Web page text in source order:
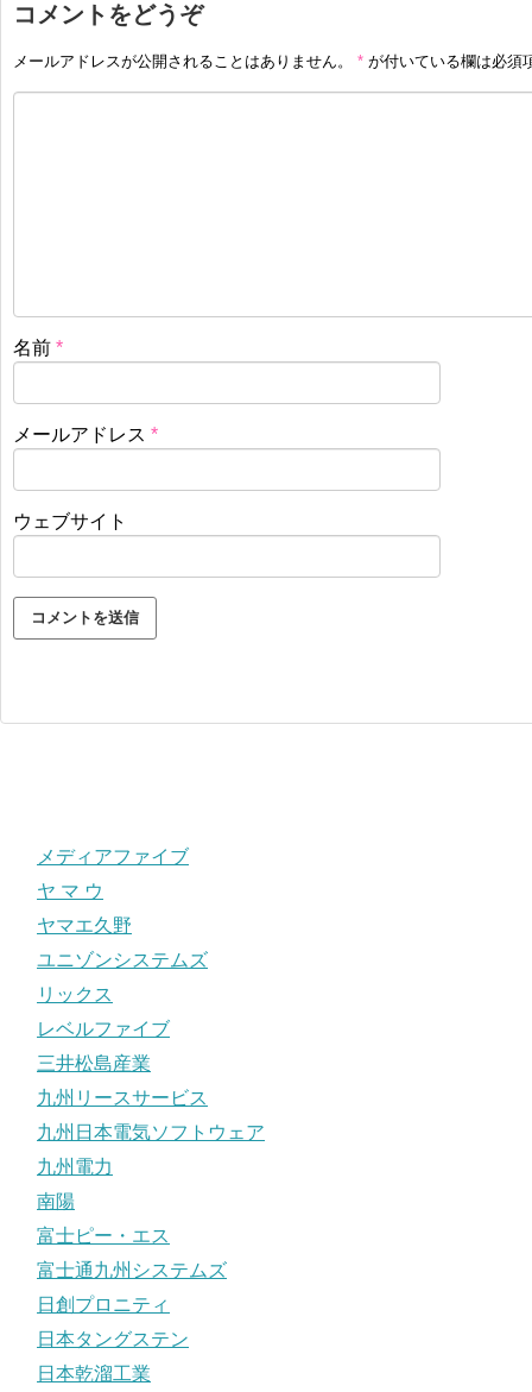
コメントをどうぞ
メールアドレスが公開されることはありません。 * が付いている欄は必須
名前 *
メールアドレス *
ウェブサイト
メディアファイブ
ヤ マ ウ
ヤマエ久野
ユニゾンシステムズ
リックス
レベルファイブ
三井松島産業
九州リースサービス
九州日本電気ソフトウェア
九州電力
南陽
富士ピー・エス
富士通九州システムズ
日創プロニティ
日本タングステン
日本乾溜工業